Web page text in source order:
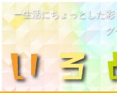
ー生活にちょっとした
グ